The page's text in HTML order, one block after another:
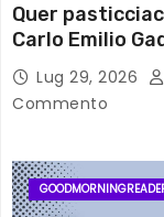
Quer
Carlo Emilio
Lug 29, 2026
Commento